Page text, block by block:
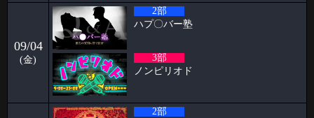
2026-03-14
パピヨン月曜日飲み会㊗️1年 すずブログ
こんばんは！ お酒とハプバーを愛する女、すずです🔔🔔🔔 実は私、月
曜日に月1回、パピヨンで飲
2026-03-09
阿部ブログ めちゃくちゃハプニングだった人
こんにちは！こんばんは！おはようございます！！！ 阿部乱丸です。
09/04
(金)
2部
ハプ〇バー塾
3部
ノンピリオド
2部